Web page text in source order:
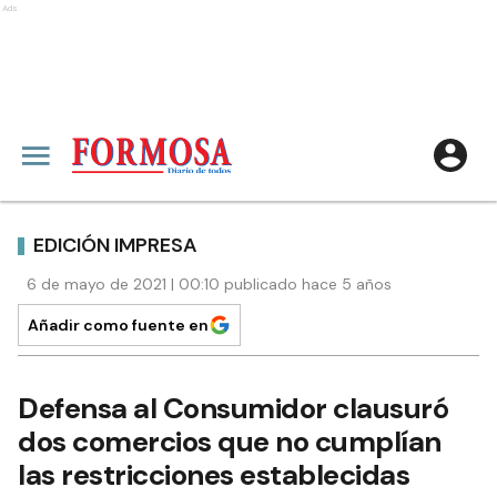
Ads
EDICIÓN IMPRESA
6 de mayo de 2021 | 00:10 publicado hace 5 años
Añadir como fuente en
Defensa al Consumidor clausuró
dos comercios que no cumplían
las restricciones establecidas